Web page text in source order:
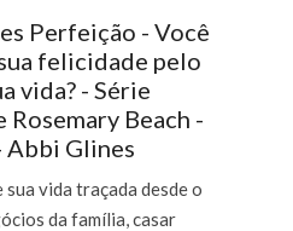
Perfeição - Você
felicidade pelo
vida? - Série
Beach -
Abbi Glines
vida traçada desde o
da família, casar